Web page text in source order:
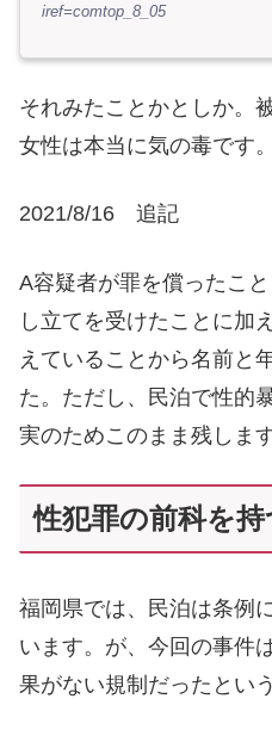
iref=comtop_8_05
それみたことかとしか。
女性は本当に気の毒です。
2021/8/16 追記
A容疑者が罪を償ったこ
し立てを受けたことに加
えていることから名前と
た。ただし、民泊で性的
実のためこのまま残します
性犯罪の前科を
福岡県では、民泊は条例
います。が、今回の事件
果がない規制だったとい